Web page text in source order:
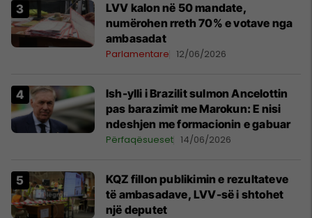
LVV kalon në 50 mandate,
numërohen rreth 70% e votave nga
ambasadat
Parlamentare 12/06/2026
Ish-ylli i Brazilit sulmon Ancelottin
pas barazimit me Marokun: E nisi
ndeshjen me formacionin e gabuar
Përfaqësueset 14/06/2026
KQZ fillon publikimin e rezultateve
të ambasadave, LVV-së i shtohet
një deputet